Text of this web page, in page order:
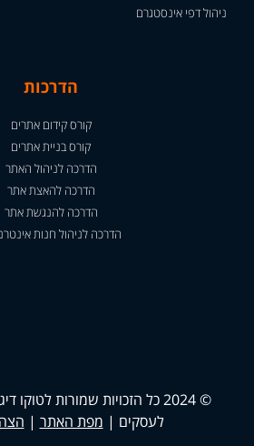
ניהול דפי אינסטגרם
הדרכות
קורס קידום אתרים
קורס בניית אתרים
הדרכה לניהול האתר
הדרכה להאצת אתר
הדרכה להנגשת אתר
הדרכה לניהול חנות
© 2024 כל הזכויות שמורות לטוקו
לעסקים | מפת האתר|